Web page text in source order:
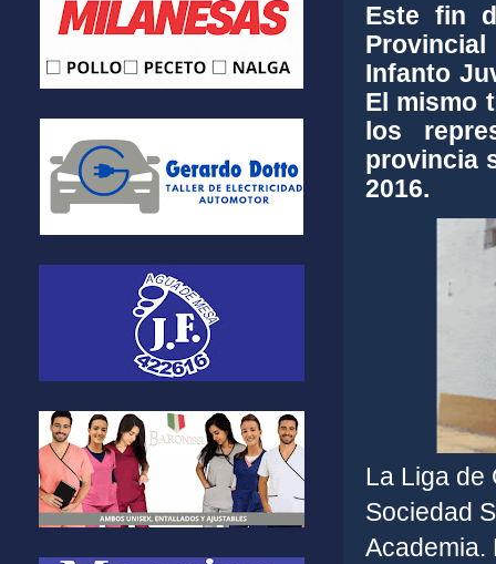
Este fin
Provincial
Infanto
El mismo
los
provincia
2016.
La Liga de
Sociedad
Academia.